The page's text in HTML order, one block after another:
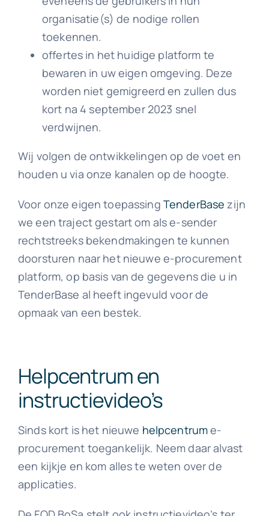
organisatie(s) de nodige rollen
toekennen.
offertes in het huidige platform te
bewaren in uw eigen omgeving. Deze
worden niet gemigreerd en zullen dus
kort na 4 september 2023 snel
verdwijnen.
Wij volgen de ontwikkelingen op de voet en
houden u via onze kanalen op de hoogte.
Voor onze eigen toepassing TenderBase zijn
we een traject gestart om als e-sender
rechtstreeks bekendmakingen te kunnen
doorsturen naar het nieuwe e-procurement
platform, op basis van de gegevens die u in
TenderBase al heeft ingevuld voor de
opmaak van een bestek.
Helpcentrum en
instructievideo’s
Sinds kort is het nieuwe helpcentrume-
procurement toegankelijk. Neem daar alvast
een kijkje en kom alles te weten over de
applicaties.